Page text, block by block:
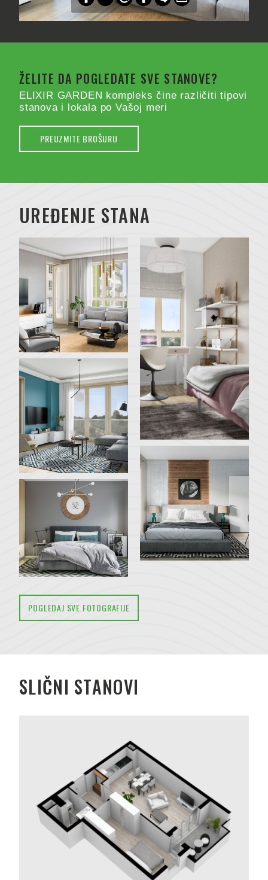
ŽELITE DA POGLEDATE SVE STANOVE?
ELIXIR GARDEN kompleks čine različiti tipovi
stanova i lokala po Vašoj meri
PREUZMITE BROŠURU
UREĐENJE STANA
POGLEDAJ SVE FOTOGRAFIJE
SLIČNI STANOVI